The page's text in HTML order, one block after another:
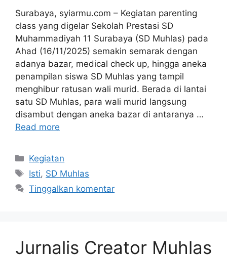
Surabaya, syiarmu.com – Kegiatan parenting
class yang digelar Sekolah Prestasi SD
Muhammadiyah 11 Surabaya (SD Muhlas) pada
Ahad (16/11/2025) semakin semarak dengan
adanya bazar, medical check up, hingga aneka
penampilan siswa SD Muhlas yang tampil
menghibur ratusan wali murid. Berada di lantai
satu SD Muhlas, para wali murid langsung
disambut dengan aneka bazar di antaranya …
Read more
Kategori
Kegiatan
Tag
Isti, SD Muhlas
Tinggalkan komentar
Jurnalis Creator Muhlas